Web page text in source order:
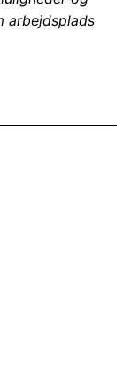
arbejdsplads